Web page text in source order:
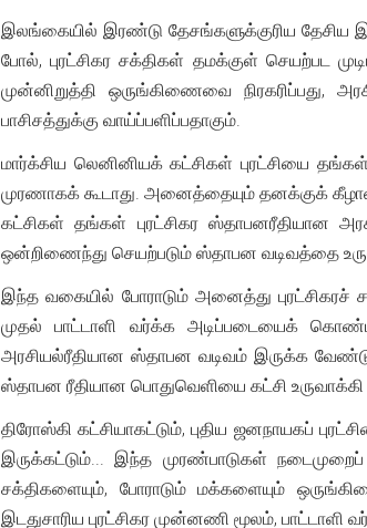
இலங்கையில் இரண்டு தேசங்களுக்குரிய தேசிய
போல், புரட்சிகர சக்திகள் தமக்குள் செயற்பட
முன்னிறுத்தி ஒருங்கிணைவை நிரகரிப்பது,
பாசிசத்துக்கு வாய்ப்பளிப்பதாகும்.
மார்க்சிய லெனினியக் கட்சிகள் புரட்சியை
முரணாகக் கூடாது. அனைத்தையும் தனக்குக்
கட்சிகள் தங்கள் புரட்சிகர ஸ்தாபனரீதியான
ஒன்றிணைந்து செயற்படும் ஸ்தாபன வடிவத்தை
இந்த வகையில் போராடும் அனைத்து புரட்சிகரச்
முதல் பாட்டாளி வர்க்க அடிப்படையைக்
அரசியல்ரீதியான ஸ்தாபன வடிவம் இருக்க
ஸ்தாபன ரீதியான பொதுவெளியை கட்சி
திரோஸ்கி கட்சியாகட்டும், புதிய ஜனநாயகப்
இருக்கட்டும்... இந்த முரண்பாடுகள்
சக்திகளையும், போராடும் மக்களையும்
இடதுசாரிய புரட்சிகர முன்னணி மூலம்,